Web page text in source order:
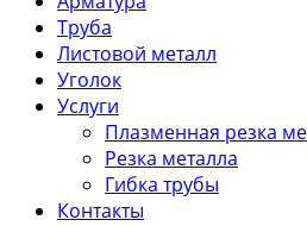
Труба
Листовой металл
Уголок
Услуги
Плазменная резка
Резка металла
Гибка трубы
Контакты